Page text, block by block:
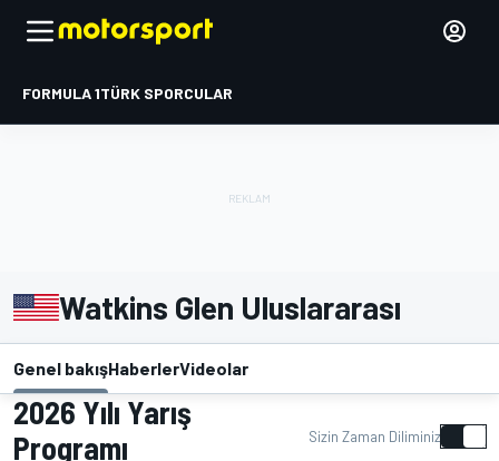
FORMULA 1TÜRK SPORCULAR
Watkins Glen Uluslararası
Genel bakışHaberlerVideolar
2026 Yılı Yarış
Programı
Sizin Zaman Diliminiz